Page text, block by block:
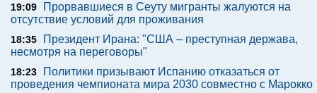
19:09
Прорвавшиеся в Сеуту мигранты жалуются на
отсутствие условий для проживания
18:35
Президент Ирана: "США – преступная держава,
несмотря на переговоры"
18:23
Политики призывают Испанию отказаться от
проведения чемпионата мира 2030 совместно с Марокко